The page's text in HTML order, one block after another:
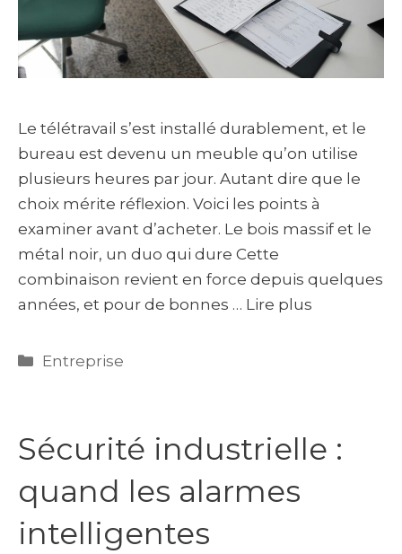
Le télétravail s’est installé durablement, et le
bureau est devenu un meuble qu’on utilise
plusieurs heures par jour. Autant dire que le
choix mérite réflexion. Voici les points à
examiner avant d’acheter. Le bois massif et le
métal noir, un duo qui dure Cette
combinaison revient en force depuis quelques
années, et pour de bonnes … Lire plus
Catégories
Entreprise
Sécurité industrielle :
quand les alarmes
intelligentes